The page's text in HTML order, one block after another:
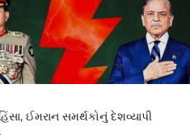
ઈમરાન સમર્થકોનું દેશવ્યાપી